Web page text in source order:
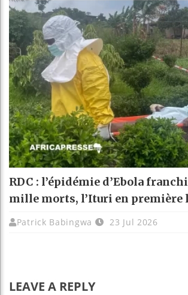
RDC : l’épidémie d’Ebola
mille morts, l’Ituri en première
Patrick Babingwa 23 Jul 2026
LEAVE A REPLY